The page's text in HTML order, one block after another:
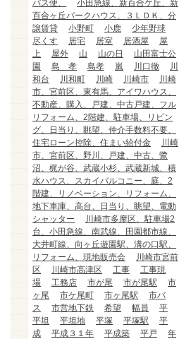
バス便、
小田急線、新百合ケ丘、新
百合ヶ丘パークハウス、３ＬＤＫ、分
譲賃貸
小野町 小鹿
少年野球
尽くす
居宅 居室 居酒屋
屋
上
屋外 山 山の日
山田富士公
園
島 孝 島孝 嵐 川口徹
川
和台
川和町 川崎 川崎市
川崎
市、宮前区、東有馬、アイワハウス、
不動産、購入、戸建、中古戸建、フル
リフォーム、2階建、駐車場、リビン
グ、日当り、眺望、仲介手数料不要、
住宅ローン控除、住まい給付金
川崎
市、宮前区、野川、戸建、中古、鷺
沼、梶が谷、武蔵小杉、武蔵新城、積
水ハウス、スカイバルコニー、庭、2
階建、リノベーション、リフォーム、
地下車庫、高台、日当り、眺望、電動
シャッター
川崎市多摩区、駐車場2
台、小田急線、南武線、田園都市線、
大井町線、向ヶ丘遊園駅、溝の口駅、
リフォーム、現地販売会
川崎市宮前
区
川崎市高津区 工事
工事現
場
工務店 市が尾 市が尾駅
市
ヶ尾
市ケ尾町 市ヶ尾駅
市バ
ス
市営地下鉄 希望 幅員
平
平坦
平坦地 平塚 平塚駅
平
成
平成３１年 平成築 平戸
年